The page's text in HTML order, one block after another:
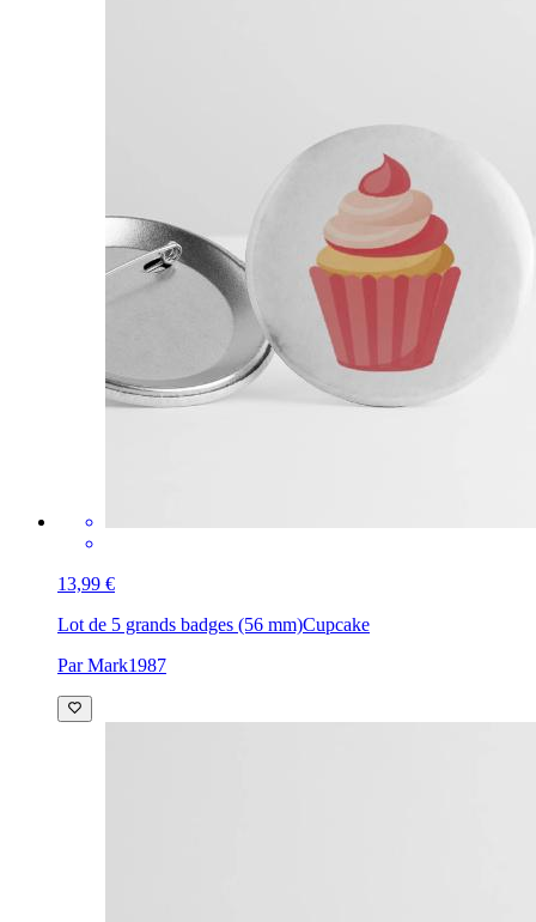
13,99 €
Lot de 5 grands badges (56 mm)Cupcake
Par Mark1987